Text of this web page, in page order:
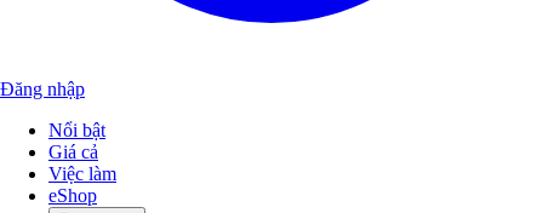
Đăng nhập
Nổi bật
Giá cả
Việc làm
eShop